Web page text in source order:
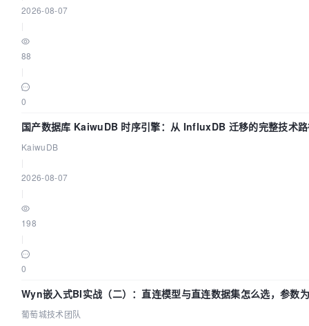
2026-08-07
88
0
国产数据库 KaiwuDB 时序引擎：从 InfluxDB 迁移的完整技术
KaiwuDB
2026-08-07
198
0
Wyn嵌入式BI实战（二）：直连模型与直连数据集怎么选，参数
葡萄城技术团队
葡萄城技术团队